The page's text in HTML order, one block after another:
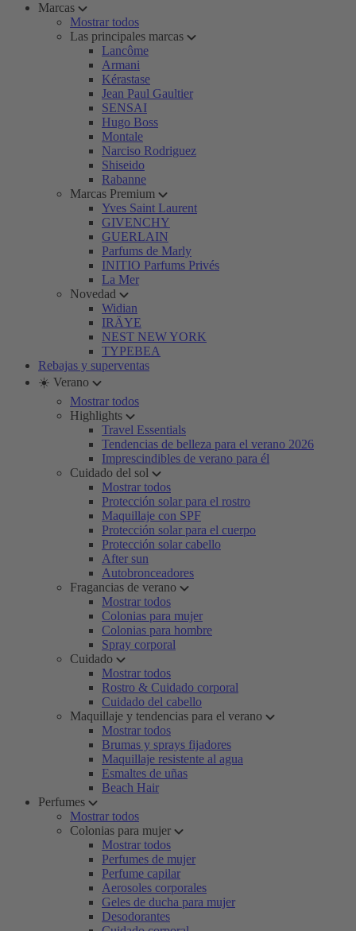
Marcas
Mostrar todos
Las principales marcas
Lancôme
Armani
Kérastase
Jean Paul Gaultier
SENSAI
Hugo Boss
Montale
Narciso Rodriguez
Shiseido
Rabanne
Marcas Premium
Yves Saint Laurent
GIVENCHY
GUERLAIN
Parfums de Marly
INITIO Parfums Privés
La Mer
Novedad
Widian
IRÄYE
NEST NEW YORK
TYPEBEA
Rebajas y superventas
☀️ Verano
Mostrar todos
Highlights
Travel Essentials
Tendencias de belleza para el verano 2026
Imprescindibles de verano para él
Cuidado del sol
Mostrar todos
Protección solar para el rostro
Maquillaje con SPF
Protección solar para el cuerpo
Protección solar cabello
After sun
Autobronceadores
Fragancias de verano
Mostrar todos
Colonias para mujer
Colonias para hombre
Spray corporal
Cuidado
Mostrar todos
Rostro & Cuidado corporal
Cuidado del cabello
Maquillaje y tendencias para el verano
Mostrar todos
Brumas y sprays fijadores
Maquillaje resistente al agua
Esmaltes de uñas
Beach Hair
Perfumes
Mostrar todos
Colonias para mujer
Mostrar todos
Perfumes de mujer
Perfume capilar
Aerosoles corporales
Geles de ducha para mujer
Desodorantes